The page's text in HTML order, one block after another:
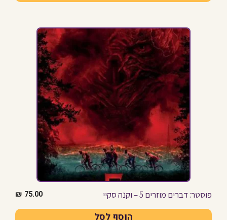
פוסטר: דברים מוזרים 5 – וקנה סקיי 75.00
₪
הוסף לסל